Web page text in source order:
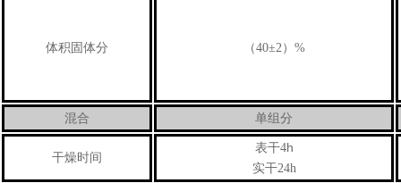
体积固体分 （40±2）%
混合 单组分
干燥时间
表干4h
实干24h